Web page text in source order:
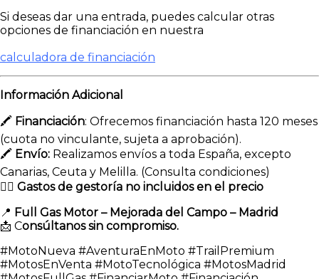
Si deseas dar una entrada, puedes calcular otras
opciones de financiación en nuestra
calculadora de financiación
Información Adicional
🖍 Financiación: Ofrecemos financiación hasta 120 meses
(cuota no vinculante, sujeta a aprobación).
🖍 Envío: Realizamos envíos a toda España, excepto
Canarias, Ceuta y Melilla. (Consulta condiciones)
👉🏻 Gastos de gestoría no incluidos en el precio
📍 Full Gas Motor – Mejorada del Campo – Madrid
📩 Consúltanos sin compromiso.
#MotoNueva #AventuraEnMoto #TrailPremium
#MotosEnVenta #MotoTecnológica #MotosMadrid